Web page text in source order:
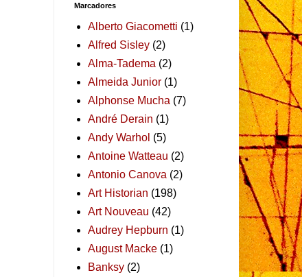
Marcadores
Alberto Giacometti (1)
Alfred Sisley (2)
Alma-Tadema (2)
Almeida Junior (1)
Alphonse Mucha (7)
André Derain (1)
Andy Warhol (5)
Antoine Watteau (2)
Antonio Canova (2)
Art Historian (198)
Art Nouveau (42)
Audrey Hepburn (1)
August Macke (1)
Banksy (2)